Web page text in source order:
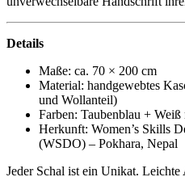
Details
Maße: ca. 70 × 200 cm
Material: handgewebtes
und Wollanteil)
Farben: Taubenblau +
Herkunft: Women’s Skills
(WSDO) – Pokhara, Nepal
Jeder Schal ist ein Unikat.